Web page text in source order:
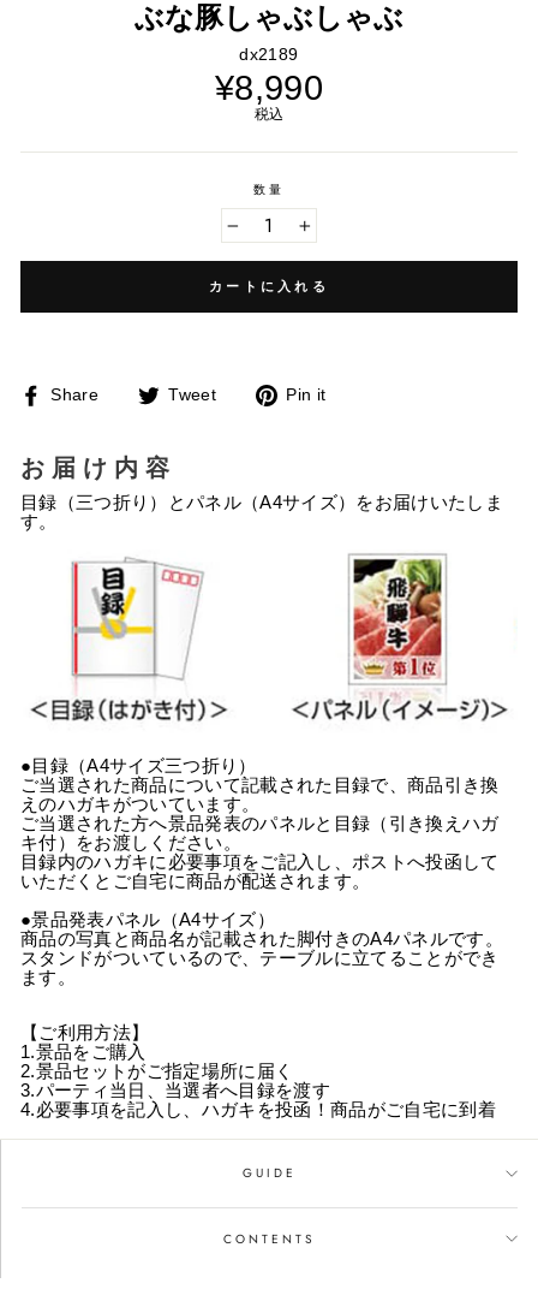
ぶな豚しゃぶしゃぶ
dx2189
通
常
¥8,990
税込
数量
− +
カートに入れる
Share
Facebook
ア
す
る
Tweet
TwitterPin it
お届け内容
目録（三つ折り）とパネル（A4サイズ）をお届けいたしま
す。
●目録（A4サイズ三つ折り）
ご当選された商品について記載された目録で、商品引き換
えのハガキがついています。
ご当選された方へ景品発表のパネルと目録（引き換えハガ
キ付）をお渡しください。
目録内のハガキに必要事項をご記入し、ポストへ投函して
いただくとご自宅に商品が配送されます。
●景品発表パネル（A4サイズ）
商品の写真と商品名が記載された脚付きのA4パネルです。
スタンドがついているので、テーブルに立てることができ
ます。
【ご利用方法】
1.景品をご購入
2.景品セットがご指定場所に届く
3.パーティ当日、当選者へ目録を渡す
4.必要事項を記入し、ハガキを投函！商品がご自宅に到着
GUIDE
CONTENTS